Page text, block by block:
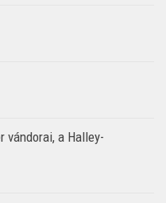
vándorai, a Halley-